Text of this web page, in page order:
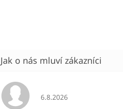
Hodnocení obchodu je 5
6.8.2026